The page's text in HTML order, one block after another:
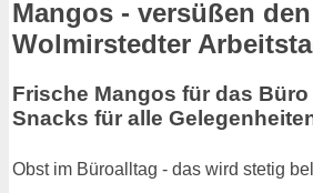
Mangos - versüßen den
Wolmirstedter
Frische Mangos für das
Snacks für alle
Obst im Büroalltag - das wird stetig